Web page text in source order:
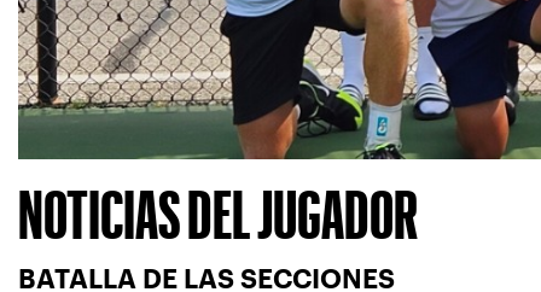
NOTICIAS DEL JUGADOR
BATALLA DE LAS SECCIONES